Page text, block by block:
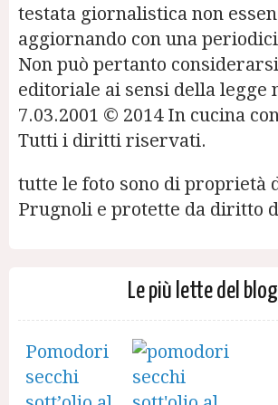
testata giornalistica non
aggiornando con una
Non può pertanto
editoriale ai sensi della legge
7.03.2001 © 2014 In cucina
Tutti i diritti riservati.
tutte le foto sono di proprietà
Prugnoli e protette da diritto
Le più lette del blog
Pomodori
secchi